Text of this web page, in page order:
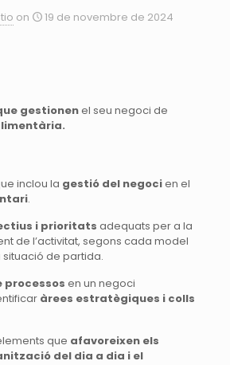
on 19 de novembre de 2024
gestionenel seu negoci de
inclou la gestió del negocien el
.
i prioritats adequats per a la
de l’activitat, segons cada model
de partida.
processos en un negoci
àrees estratègiques i colls
que afavoreixen els
del dia a dia i el